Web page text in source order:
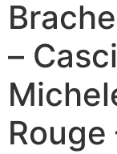
–
Rouge